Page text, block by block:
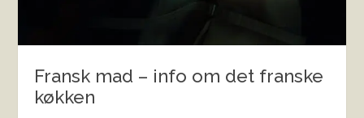
Fransk mad – info om det franske
køkken